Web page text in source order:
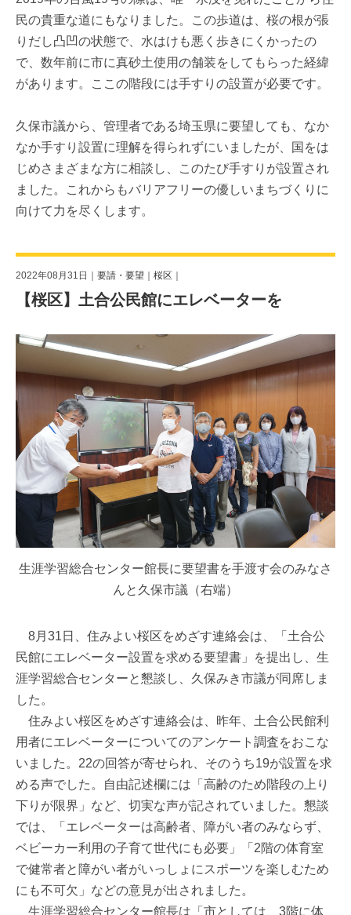
民の貴重な道にもなりました。この歩道は、桜の根が張
りだし凸凹の状態で、水はけも悪く歩きにくかったの
で、数年前に市に真砂土使用の舗装をしてもらった経緯
があります。ここの階段には手すりの設置が必要です。
久保市議から、管理者である埼玉県に要望しても、なか
なか手すり設置に理解を得られずにいましたが、国をは
じめさまざまな方に相談し、このたび手すりが設置され
ました。これからもバリアフリーの優しいまちづくりに
向けて力を尽くします。
2022年08月31日｜ 要請・要望 桜区
【桜区】土合公民館にエレベーターを
生涯学習総合センター館長に要望書を手渡す会のみなさ
んと久保市議（右端）
8月31日、住みよい桜区をめざす連絡会は、「土合公
民館にエレベーター設置を求める要望書」を提出し、生
涯学習総合センターと懇談し、久保みき市議が同席しま
した。
住みよい桜区をめざす連絡会は、昨年、土合公民館利
用者にエレベーターについてのアンケート調査をおこな
いました。22の回答が寄せられ、そのうち19が設置を求
める声でした。自由記述欄には「高齢のため階段の上り
下りが限界」など、切実な声が記されていました。懇談
では、「エレベーターは高齢者、障がい者のみならず、
ベビーカー利用の子育て世代にも必要」「2階の体育室
で健常者と障がい者がいっしょにスポーツを楽しむため
にも不可欠」などの意見が出されました。
生涯学習総合センター館長は「市としては、3階に体